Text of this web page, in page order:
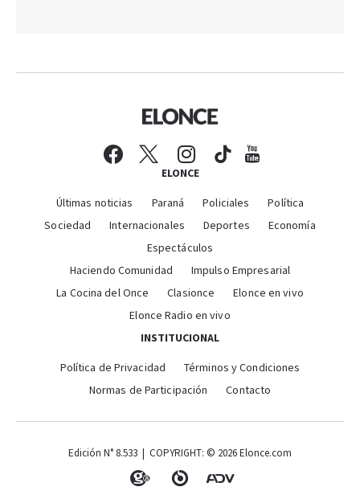
ELONCE
Últimas noticias Paraná Policiales
Política
Sociedad
Internacionales Deportes
Economía
Espectáculos
Haciendo Comunidad
Impulso Empresarial
La Cocina del Once
Clasionce
Elonce en vivo
Elonce Radio en vivo
INSTITUCIONAL
Política de Privacidad
Términos y Condiciones
Normas de Participación
Contacto
Edición N° 8.533 | COPYRIGHT: © 2026 Elonce.com